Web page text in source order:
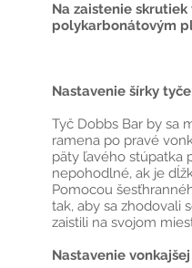
Na zaistenie
polykarbonátovým
Nastavenie šírky
Tyč Dobbs Bar by sa
ramena po pravé
päty ľavého stúpatka
nepohodlné, ak je
Pomocou
tak, aby sa zhodovali
zaistili na svojom
Nastavenie